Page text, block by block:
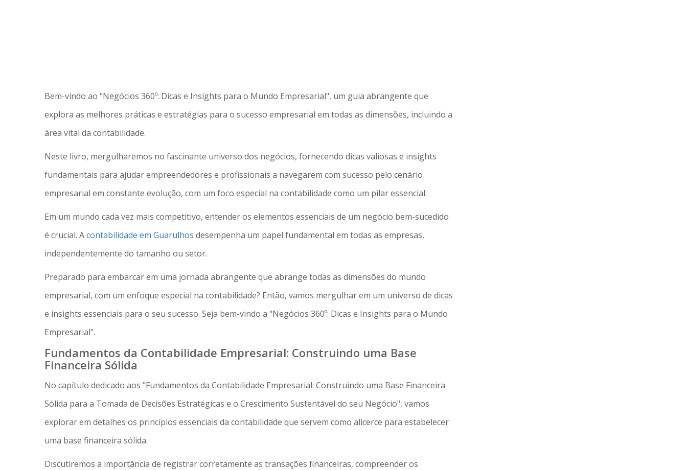
Bem-vindo ao "Negócios 360º: Dicas e Insights para o Mundo Empresarial", um guia abrangente que
explora as melhores práticas e estratégias para o sucesso empresarial em todas as dimensões, incluindo a
área vital da contabilidade.
Neste livro, mergulharemos no fascinante universo dos negócios, fornecendo dicas valiosas e insights
fundamentais para ajudar empreendedores e profissionais a navegarem com sucesso pelo cenário
empresarial em constante evolução, com um foco especial na contabilidade como um pilar essencial.
Em um mundo cada vez mais competitivo, entender os elementos essenciais de um negócio bem-sucedido
é crucial. Acontabilidade em Guarulhos desempenha um papel fundamental em todas as empresas,
independentemente do tamanho ou setor.
Preparado para embarcar em uma jornada abrangente que abrange todas as dimensões do mundo
empresarial, com um enfoque especial na contabilidade? Então, vamos mergulhar em um universo de dicas
e insights essenciais para o seu sucesso. Seja bem-vindo a "Negócios 360º: Dicas e Insights para o Mundo
Empresarial".
Fundamentos da Contabilidade Empresarial: Construindo uma Base
Financeira Sólida
No capítulo dedicado aos "Fundamentos da Contabilidade Empresarial: Construindo uma Base Financeira
Sólida para a Tomada de Decisões Estratégicas e o Crescimento Sustentável do seu Negócio", vamos
explorar em detalhes os princípios essenciais da contabilidade que servem como alicerce para estabelecer
uma base financeira sólida.
Discutiremos a importância de registrar corretamente as transações financeiras, compreender os